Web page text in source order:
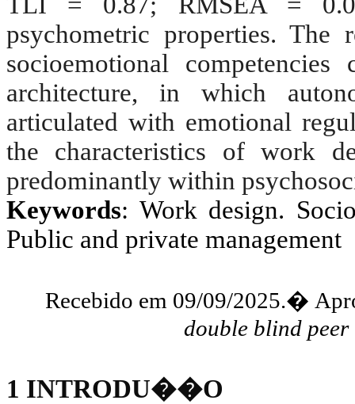
psychometric properties.
socioemotional
architecture, in which
articulated with emotional
the characteristics of work
predominantly within
Keywords: Work design.
Public and private management
Recebido em 09/09/2025.�
double blind peer
1 INTRODU��O